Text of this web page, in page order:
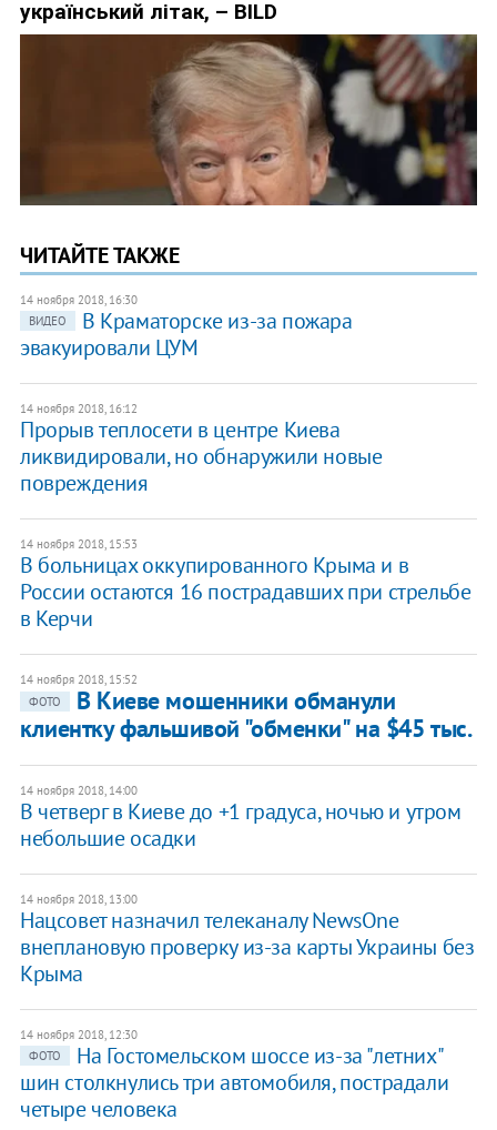
ЧИТАЙТЕ ТАКЖЕ
14 ноября 2018, 16:30
ВИДЕО
В Краматорске из-за пожара
эвакуировали ЦУМ
14 ноября 2018, 16:12
Прорыв теплосети в центре Киева
ликвидировали, но обнаружили новые
повреждения
14 ноября 2018, 15:53
В больницах оккупированного Крыма и в
России остаются 16 пострадавших при стрельбе
в Керчи
14 ноября 2018, 15:52
ФОТО
В Киеве мошенники обманули
клиентку фальшивой "обменки" на $45 тыс.
14 ноября 2018, 14:00
В четверг в Киеве до +1 градуса, ночью и утром
небольшие осадки
14 ноября 2018, 13:00
Нацсовет назначил телеканалу NewsOne
внеплановую проверку из-за карты Украины без
Крыма
14 ноября 2018, 12:30
ФОТО
На Гостомельском шоссе из-за "летних"
шин столкнулись три автомобиля, пострадали
четыре человека